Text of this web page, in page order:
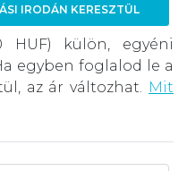
IRODÁN KERESZTÜL
külön, egyéni
egyben foglalod le a
az ár változhat. Mit